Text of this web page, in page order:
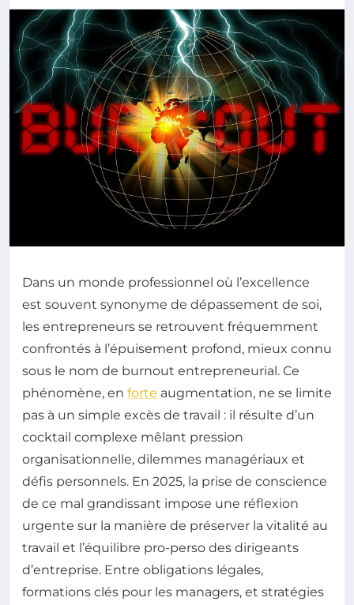
Dans un monde professionnel où l’excellence
est souvent synonyme de dépassement de soi,
les entrepreneurs se retrouvent fréquemment
confrontés à l’épuisement profond, mieux connu
sous le nom de burnout entrepreneurial. Ce
phénomène, en forte augmentation, ne se limite
pas à un simple excès de travail : il résulte d’un
cocktail complexe mêlant pression
organisationnelle, dilemmes managériaux et
défis personnels. En 2025, la prise de conscience
de ce mal grandissant impose une réflexion
urgente sur la manière de préserver la vitalité au
travail et l’équilibre pro-perso des dirigeants
d’entreprise. Entre obligations légales,
formations clés pour les managers, et stratégies